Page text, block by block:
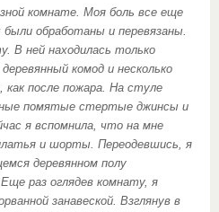
комнате. Моя боль все еще
обработаны и перевязаны.
В ней находилась только
комод и несколько
после пожара. На стуле
помятые стертые джинсы и
я вспомнила, что на мне
и шорты. Переодевшись, я
деревянном полу
раз оглядев комнату, я
занавеской. Взглянув в